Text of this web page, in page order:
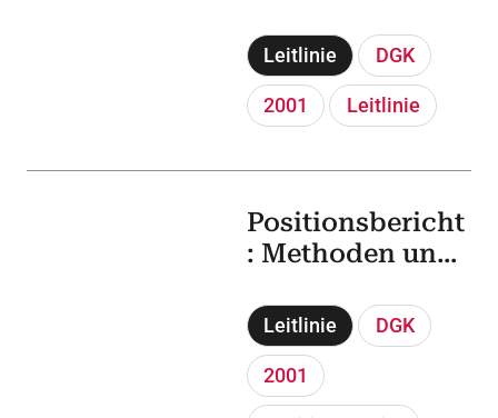
Leitlinie DGK
2001 Leitlinie
von
Herzkatheterräu
men (1.
Leitlinie DGK
2001
Positionsbericht
: Methoden und
Anwendung der
Nuklearkardiolo
gie